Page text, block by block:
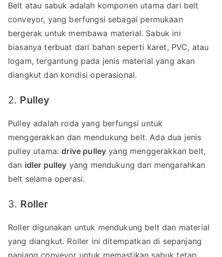
Belt atau sabuk adalah komponen utama dari belt
conveyor, yang berfungsi sebagai permukaan
bergerak untuk membawa material. Sabuk ini
biasanya terbuat dari bahan seperti karet, PVC, atau
logam, tergantung pada jenis material yang akan
diangkut dan kondisi operasional.
2. Pulley
Pulley adalah roda yang berfungsi untuk
menggerakkan dan mendukung belt. Ada dua jenis
pulley utama:drive pulley yang menggerakkan belt,
dan idler pulley yang mendukung dan mengarahkan
belt selama operasi.
3. Roller
Roller digunakan untuk mendukung belt dan material
yang diangkut. Roller ini ditempatkan di sepanjang